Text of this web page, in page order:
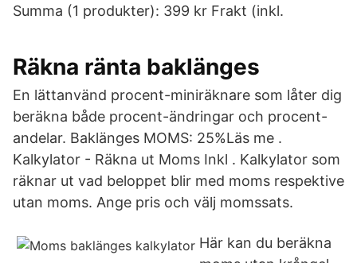
Summa (1 produkter): 399 kr Frakt (inkl.
Räkna ränta baklänges
En lättanvänd procent-miniräknare som låter dig
beräkna både procent-ändringar och procent-
andelar. Baklänges MOMS: 25%Läs me .
Kalkylator - Räkna ut Moms Inkl . Kalkylator som
räknar ut vad beloppet blir med moms respektive
utan moms. Ange pris och välj momssats.
Här kan du beräkna